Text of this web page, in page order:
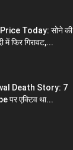
Today: सोने की
में फिर गिरावट,...
Death Story: 7
पर एक्टिव था...